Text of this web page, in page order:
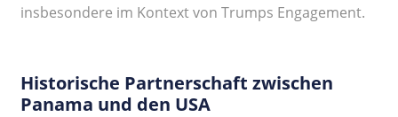
insbesondere im Kontext von Trumps Engagement.
Historische Partnerschaft zwischen
Panama und den USA